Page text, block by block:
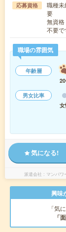
応募資格
職種未
要
無資
不要
職場の雰囲気
年齢層
男女比率
気になる!
派遣会社 マンパ
興味
「気
「